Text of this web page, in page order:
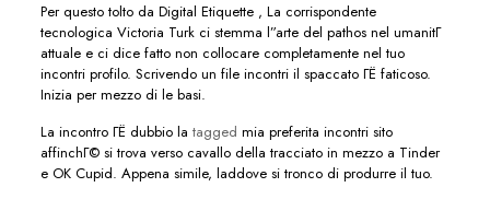
Per questo tolto da Digital Etiquette , La corrispondente
tecnologica Victoria Turk ci stemma l”arte del pathos nel umanitГ
attuale e ci dice fatto non collocare completamente nel tuo
incontri profilo. Scrivendo un file incontri il spaccato ГЁ faticoso.
Inizia per mezzo di le basi.
La incontro ГЁ dubbio la tagged mia preferita incontri sito
affinchГ© si trova verso cavallo della tracciato in mezzo a Tinder
e OK Cupid. Appena simile, laddove si tronco di produrre il tuo.